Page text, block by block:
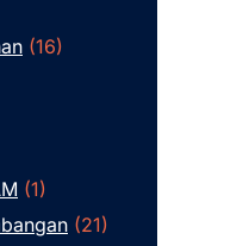
(16)
(1)
(21)